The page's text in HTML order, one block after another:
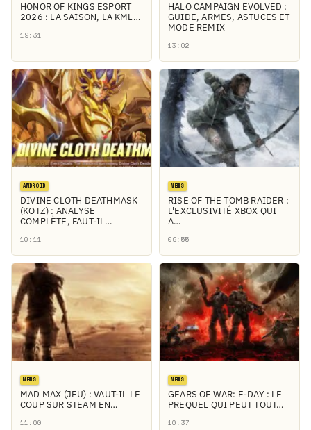
HONOR OF KINGS ESPORT
2026 : LA SAISON, LA KML…
19:31
HALO CAMPAIGN EVOLVED :
GUIDE, ARMES, ASTUCES ET
MODE REMIX
13:02
ANDROID
DIVINE CLOTH DEATHMASK
(KOTZ) : ANALYSE
COMPLÈTE, FAUT-IL…
10:11
NEWS
RISE OF THE TOMB RAIDER :
L'EXCLUSIVITÉ XBOX QUI
A…
09:55
NEWS
MAD MAX (JEU) : VAUT-IL LE
COUP SUR STEAM EN…
11:00
NEWS
GEARS OF WAR: E-DAY : LE
PREQUEL QUI PEUT TOUT…
10:37